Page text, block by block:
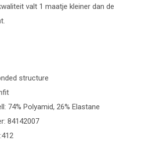
valt 1 maatje kleiner dan de
structure
74% Polyamid, 26% Elastane
84142007